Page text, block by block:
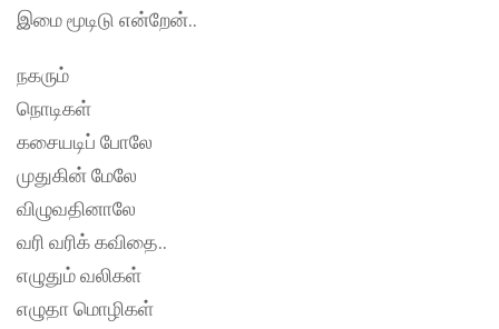
இமை மூடிடு என்றேன்..
நகரும்
நொடிகள்
கசையடிப் போலே
முதுகின் மேலே
விழுவதினாலே
வரி வரிக் கவிதை..
எழுதும் வலிகள்
எழுதா மொழிகள்